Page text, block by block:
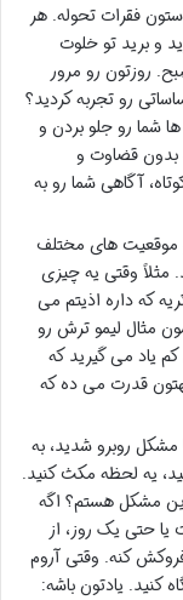
فقرات تحوله. هر
وقت بذارید و برید تو خلوت
روزتون رو مرور
رو تجربه کردید؟
شما رو جلو بردن و
قضاوت و
آگاهی شما رو به
موقعیت های مختلف
مثلاً وقتی یه چیزی
که داره اذیتم می
مثال لیمو ترش رو
یاد می گیرید که
قدرت می ده که
مشکل روبرو شدید، به
یه لحظه مکث کنید.
این مشکل هستم؟ اگه
یا حتی یک روز، از
کنه. وقتی آروم
کنید. یادتون باشه: